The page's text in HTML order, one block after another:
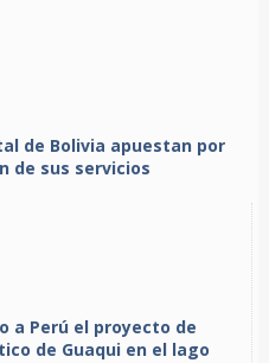
de Bolivia apuestan por
de sus servicios
a Perú el proyecto de
de Guaqui en el lago